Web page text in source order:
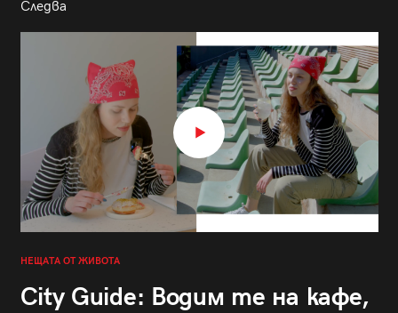
Следва
НЕЩАТА ОТ ЖИВОТА
City Guide: Водим те на кафе,